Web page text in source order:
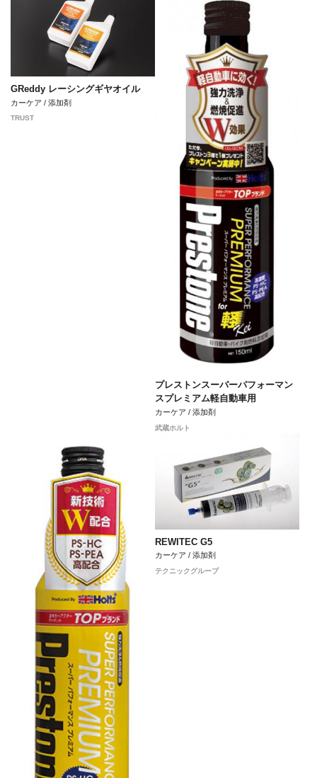
GReddy レーシングギヤオイル
カーケア / 添加剤
TRUST
プレストンスーパーパフォーマン
スプレミアム軽自動車用
カーケア / 添加剤
武蔵ホルト
REWITEC G5
カーケア / 添加剤
テクニックグループ